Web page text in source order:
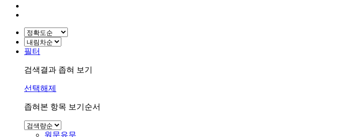
필터
검색결과 좁혀 보기
선택해제
좁혀본 항목 보기순서
원문유무